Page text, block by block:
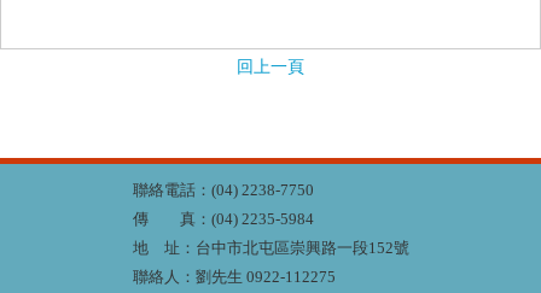
回上一頁
聯絡電話：(04) 2238-7750
傳 真：(04) 2235-5984
地 址：台中市北屯區崇興路一段152號
聯絡人：劉先生 0922-112275